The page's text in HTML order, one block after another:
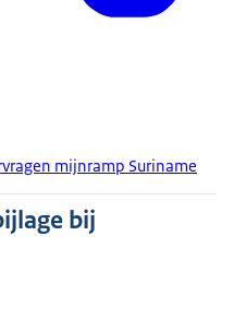
mijnramp Suriname
bij